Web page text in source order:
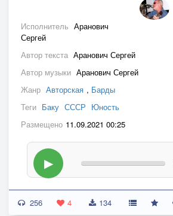
Исполнитель Аранович
Сергей
Автор текста Аранович Сергей
Автор музыки Аранович Сергей
Жанр Авторская , Барды
Теги Баку СССР Юность
Размещено 11.09.2021 00:25
▶
256 4 134